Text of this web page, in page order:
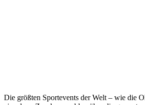
Die größten Sportevents der Welt – wie die